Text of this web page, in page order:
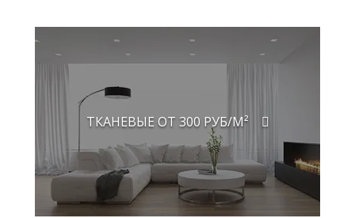
ТКАНЕВЫЕ ОТ 300 РУБ/М²